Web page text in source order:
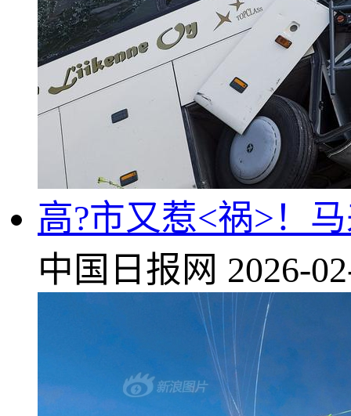
高?市又惹<祸>！
中国日报网 2026-